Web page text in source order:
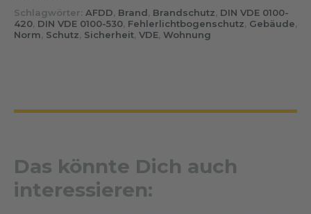
Schlagwörter: AFDD, Brand, Brandschutz, DIN VDE 0100-
420, DIN VDE 0100-530, Fehlerlichtbogenschutz, Gebäude,
Norm, Schutz, Sicherheit, VDE, Wohnung
Das könnte Dich auch
interessieren: